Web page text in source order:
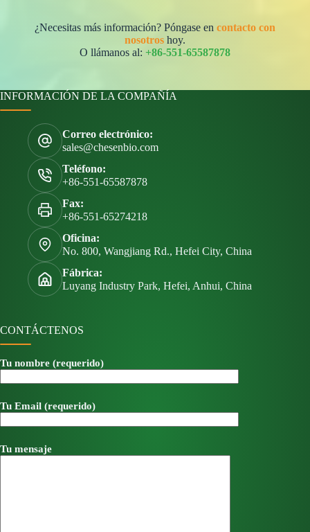
¿Necesitas más información? Póngase en contacto con
nosotros hoy.
O llámanos al: +86-551-65587878
INFORMACIÓN DE LA COMPAÑÍA
Correo electrónico:
sales@chesenbio.com
Teléfono:
+86-551-65587878
Fax:
+86-551-65274218
Oficina:
No. 800, Wangjiang Rd., Hefei City, China
Fábrica:
Luyang Industry Park, Hefei, Anhui, China
CONTÁCTENOS
Tu nombre (requerido)
Tu Email (requerido)
Tu mensaje